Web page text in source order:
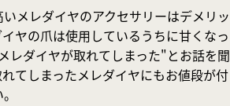
メレダイヤのアクセサリーはデメリッ
ヤの爪は使用しているうちに甘くなっ
レダイヤが取れてしまった"とお話を聞
てしまったメレダイヤにもお値段が付